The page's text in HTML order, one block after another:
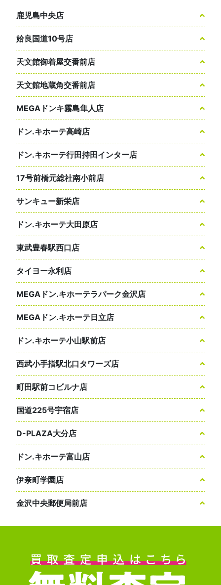
鹿児島中央店
姶良国道10号店
天文館御着屋交番前店
天文館地蔵角交番前店
MEGAドンキ霧島隼人店
ドン.キホーテ高崎店
ドン.キホーテ行田持田インター店
17号前橋元総社南小前店
サンキュー新栄店
ドン.キホーテ大田原店
東武豊春駅西口店
タイヨー永利店
MEGAドン.キホーテラパーク金沢店
MEGAドン.キホーテ日立店
ドン.キホーテ小山駅前店
西武小手指駅北口タワーズ店
町田駅前コビルナ店
国道225号宇宿店
D-PLAZA大分店
ドン.キホーテ富山店
伊奈町学園店
金沢中央郵便局前店